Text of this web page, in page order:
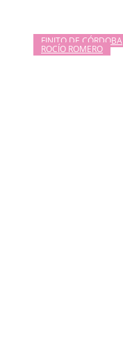
FINITO DE CÓRDOBA
ROCÍO ROMERO